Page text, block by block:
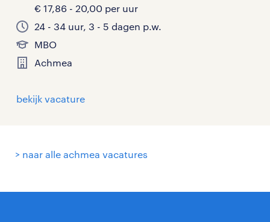
€ 17,86 - 20,00 per uur
24 - 34 uur, 3 - 5 dagen p.w.
MBO
Achmea
bekijk vacature
> naar alle achmea vacatures